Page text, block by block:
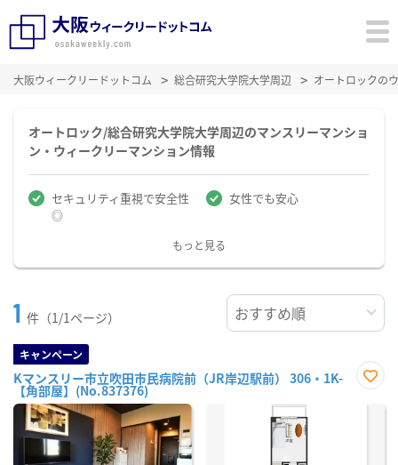
大阪ウィークリードットコム 総合研究大学院大学周辺 オートロックの
オートロック/総合研究大学院大学周辺のマンスリーマンショ
ン・ウィークリーマンション情報
セキュリティ重視で安全性
◎
女性でも安心
もっと見る
1 件（1/1ページ）
キャンペーン
Kマンスリー市立吹田市民病院前（JR岸辺駅前） 306・1K-
【角部屋】(No.837376)
に入